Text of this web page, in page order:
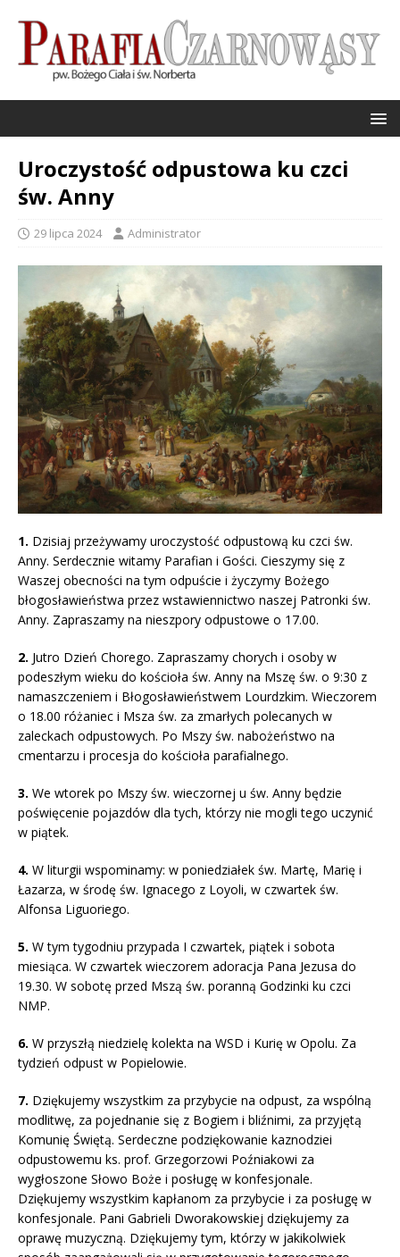
Uroczystość odpustowa ku czci
św. Anny
29 lipca 2024 Administrator
1. Dzisiaj przeżywamy uroczystość odpustową ku czci św.
Anny. Serdecznie witamy Parafian i Gości. Cieszymy się z
Waszej obecności na tym odpuście i życzymy Bożego
błogosławieństwa przez wstawiennictwo naszej Patronki św.
Anny. Zapraszamy na nieszpory odpustowe o 17.00.
2. Jutro Dzień Chorego. Zapraszamy chorych i osoby w
podeszłym wieku do kościoła św. Anny na Mszę św. o 9:30 z
namaszczeniem i Błogosławieństwem Lourdzkim. Wieczorem
o 18.00 różaniec i Msza św. za zmarłych polecanych w
zaleckach odpustowych. Po Mszy św. nabożeństwo na
cmentarzu i procesja do kościoła parafialnego.
3. We wtorek po Mszy św. wieczornej u św. Anny będzie
poświęcenie pojazdów dla tych, którzy nie mogli tego uczynić
w piątek.
4. W liturgii wspominamy: w poniedziałek św. Martę, Marię i
Łazarza, w środę św. Ignacego z Loyoli, w czwartek św.
Alfonsa Liguoriego.
5. W tym tygodniu przypada I czwartek, piątek i sobota
miesiąca. W czwartek wieczorem adoracja Pana Jezusa do
19.30. W sobotę przed Mszą św. poranną Godzinki ku czci
NMP.
6. W przyszłą niedzielę kolekta na WSD i Kurię w Opolu. Za
tydzień odpust w Popielowie.
7. Dziękujemy wszystkim za przybycie na odpust, za wspólną
modlitwę, za pojednanie się z Bogiem i bliźnimi, za przyjętą
Komunię Świętą. Serdeczne podziękowanie kaznodziei
odpustowemu ks. prof. Grzegorzowi Poźniakowi za
wygłoszone Słowo Boże i posługę w konfesjonale.
Dziękujemy wszystkim kapłanom za przybycie i za posługę w
konfesjonale. Pani Gabrieli Dworakowskiej dziękujemy za
oprawę muzyczną. Dziękujemy tym, którzy w jakikolwiek